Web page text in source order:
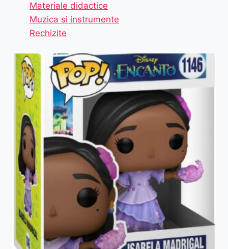
Materiale didactice
Muzica si instrumente
Rechizite